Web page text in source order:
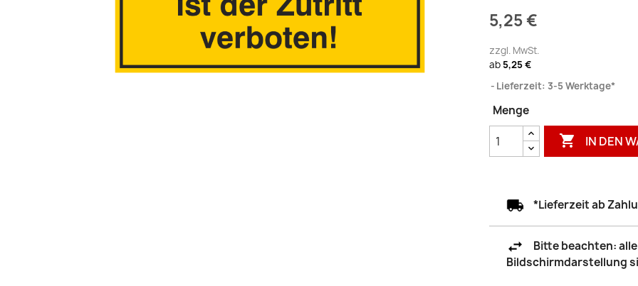
5,25 €
zzgl. MwSt.
ab5,25 €
Lieferzeit: 3-5 Werktage*
Menge
 IN DEN
*Lieferzeit ab
Bitte beachten:
Bildschirmdarstellung